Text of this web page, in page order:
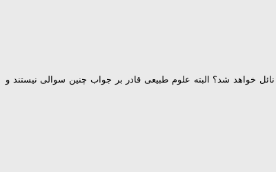
خواهد شد؟ البته علوم طبیعی قادر بر جواب چنین سوالی نیستند و